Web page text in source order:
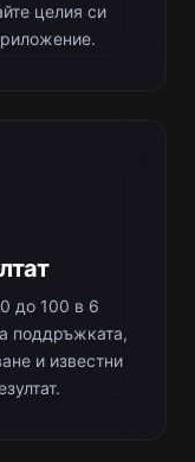
целия си
до 100 в 6
поддръжката,
и известни